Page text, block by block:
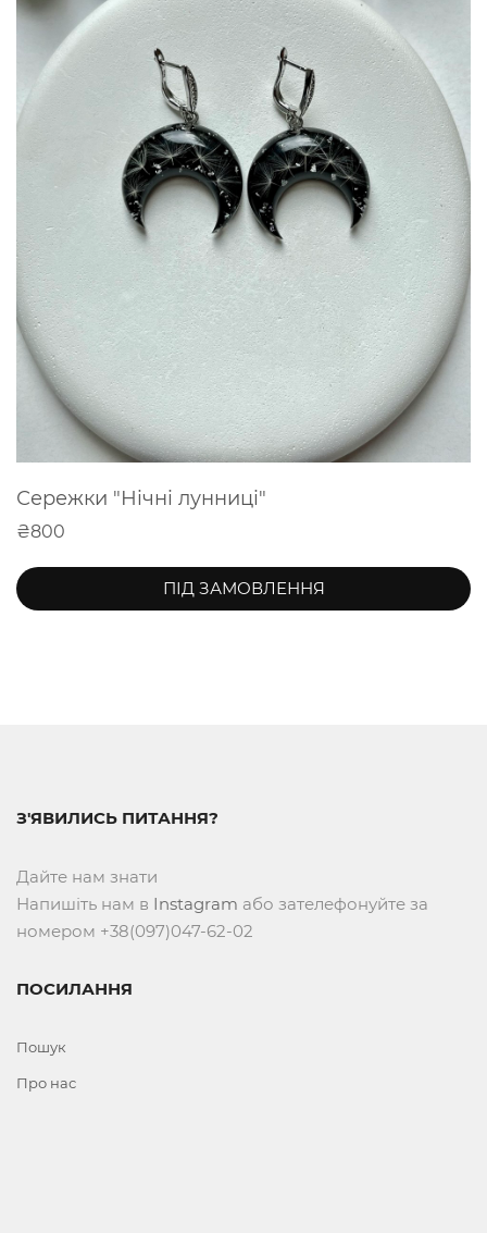
Сережки "Нічні лунниці"
₴800
ПІД ЗАМОВЛЕННЯ
З'ЯВИЛИСЬ ПИТАННЯ?
Дайте нам знати
Напишіть нам в Instagram або зателефонуйте за
номером +38(097)047-62-02
ПОСИЛАННЯ
Пошук
Про нас